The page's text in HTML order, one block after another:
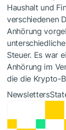
Haushalt und
verschiedenen
Anhörung
Steuer. Es war
Anhörung im
die die Krypto-